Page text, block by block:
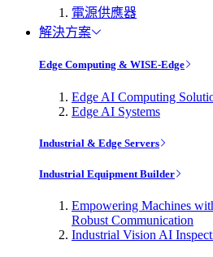
電源供應器
解決方案
Edge Computing & WISE-Edge
Edge AI Computing
Edge AI Systems
Industrial & Edge Servers
Industrial Equipment Builder
Empowering Machines
Robust Communication
Industrial Vision AI